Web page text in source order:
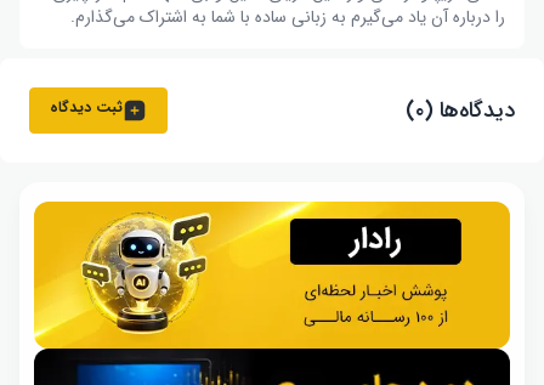
را درباره آن یاد می‌گیرم به زبانی ساده با شما به اشتراک می‌گذارم.
دیدگاه‌ها (۰) ثبت دیدگاه